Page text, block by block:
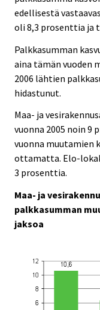
edellisestä
oli 8,3 prosenttia ja
Palkkasumman
aina tämän vuoden
2006 lähtien
hidastunut.
Maa- ja
vuonna 2005 noin 9
vuonna muutamien
ottamatta. Elo-
3 prosenttia.
Maa- ja
palkkasumman
jaksoa